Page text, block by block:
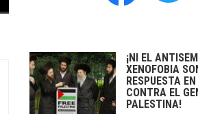
¡NI EL
XENOFOBIA
RESPUESTA
CONTRA EL
PALESTINA!